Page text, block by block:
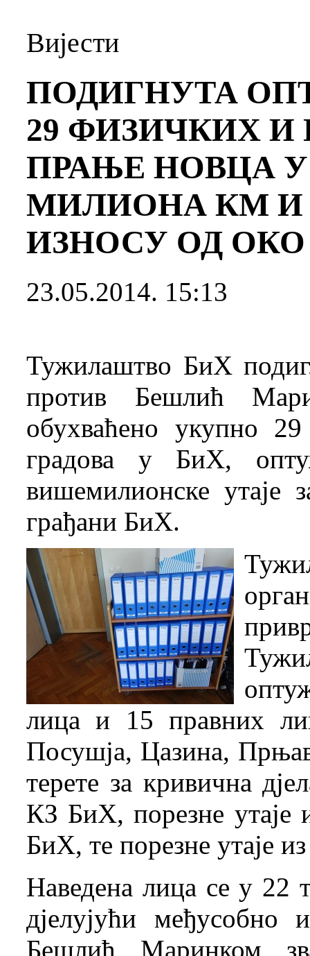
Вијести
ПОДИГНУТА
29 ФИЗИЧКИХ И
ПРАЊЕ НОВЦА У
МИЛИОНА КМ И
ИЗНОСУ ОД
23.05.2014. 15:13
Тужилаштво БиХ
против Бешлић
обухваћено укупно
градова у БиХ,
вишемилионске утаје
грађани БиХ.
лица и 15 правних
Посушја, Цазина,
терете за кривична
КЗ БиХ, порезне утаје
БиХ, те порезне утаје
Наведена лица се у 22
дјелујући
Бешлић Маринком